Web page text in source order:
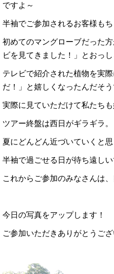
ですよ～
半袖でご参加されるお客様も
初めてのマングローブだった
ビを見てきました！」とおっし
テレビで紹介された植物を実
だ！」と嬉しくなったんだそ
実際に見ていただけて私たちも
ツアー終盤は西日がギラギラ。
夏にどんどん近づいていくと
半袖で過ごせる日が待ち遠しい
これからご参加のみなさんは
今日の写真をアップします！
ご参加いただきありがとうござ